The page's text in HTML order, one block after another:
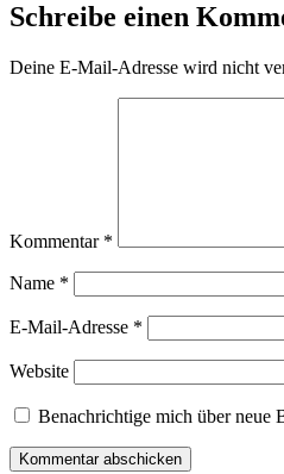
Schreibe einen
Deine E-Mail-Adresse wird nicht
Kommentar *
Name *
E-Mail-Adresse *
Website
Benachrichtige mich über neue